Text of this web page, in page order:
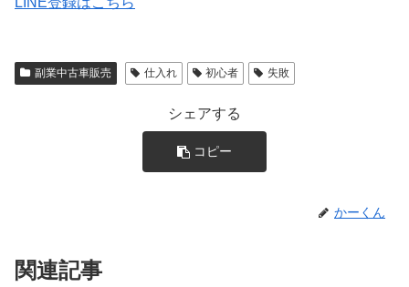
副業中古車販売 仕入れ 初心者 失敗
シェアする
コピー
かーくん
関連記事